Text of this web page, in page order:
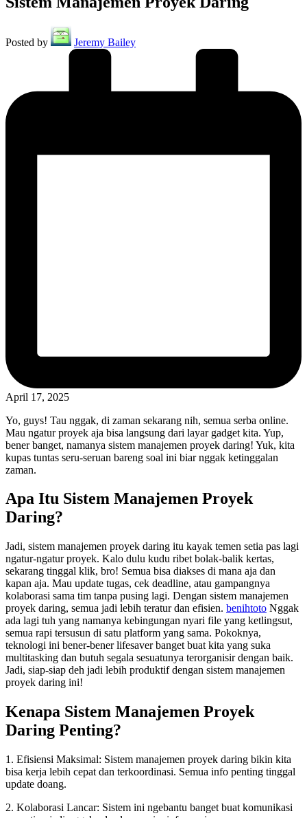
Posted by Jeremy Bailey
April 17, 2025
Yo, guys! Tau nggak, di zaman sekarang nih, semua serba online.
Mau ngatur proyek aja bisa langsung dari layar gadget kita. Yup,
bener banget, namanya sistem manajemen proyek daring! Yuk, kita
kupas tuntas seru-seruan bareng soal ini biar nggak ketinggalan
zaman.
Apa Itu Sistem Manajemen Proyek
Daring?
Jadi, sistem manajemen proyek daring itu kayak temen setia pas lagi
ngatur-ngatur proyek. Kalo dulu kudu ribet bolak-balik kertas,
sekarang tinggal klik, bro! Semua bisa diakses di mana aja dan
kapan aja. Mau update tugas, cek deadline, atau gampangnya
kolaborasi sama tim tanpa pusing lagi. Dengan sistem manajemen
proyek daring, semua jadi lebih teratur dan efisien. benihtoto Nggak
ada lagi tuh yang namanya kebingungan nyari file yang ketlingsut,
semua rapi tersusun di satu platform yang sama. Pokoknya,
teknologi ini bener-bener lifesaver banget buat kita yang suka
multitasking dan butuh segala sesuatunya terorganisir dengan baik.
Jadi, siap-siap deh jadi lebih produktif dengan sistem manajemen
proyek daring ini!
Kenapa Sistem Manajemen Proyek
Daring Penting?
1. Efisiensi Maksimal: Sistem manajemen proyek daring bikin kita
bisa kerja lebih cepat dan terkoordinasi. Semua info penting tinggal
update doang.
2. Kolaborasi Lancar: Sistem ini ngebantu banget buat komunikasi